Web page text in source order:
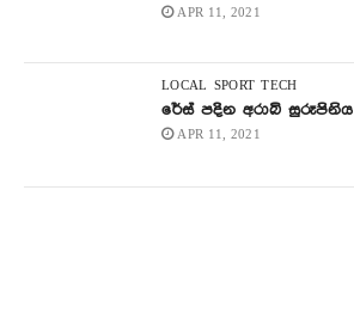
APR 11, 2021
LOCAL SPORT TECH
රේස් පදින අරාබි සුරූපිනිය
APR 11, 2021